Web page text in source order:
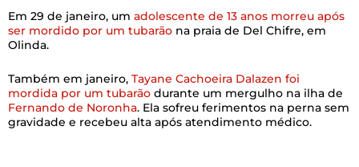
Em 29 de janeiro, um adolescente de 13 anos morreu após
ser mordido por um tubarão na praia de Del Chifre, em
Olinda.
Também em janeiro, Tayane Cachoeira Dalazen foi
mordida por um tubarão durante um mergulho na ilha de
Fernando de Noronha. Ela sofreu ferimentos na perna sem
gravidade e recebeu alta após atendimento médico.